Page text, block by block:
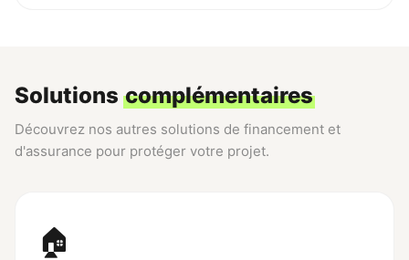
Solutions complémentaires
Découvrez nos autres solutions de financement et
d'assurance pour protéger votre projet.
🏠